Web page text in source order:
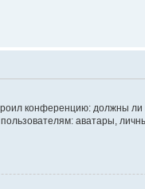
конференцию: должны
аватары,